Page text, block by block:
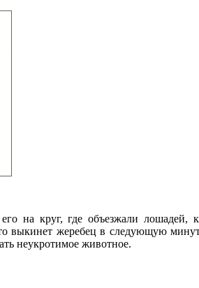
на круг, где объезжали лошадей,
выкинет жеребец в следующую
неукротимое животное.